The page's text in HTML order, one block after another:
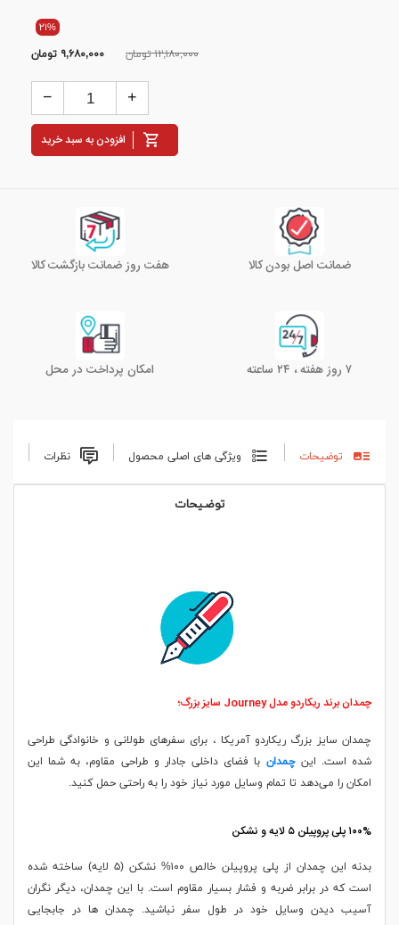
۲۱%
۱۲,۱۸۰,۰۰۰ تومان ۹,۶۸۰,۰۰۰تومان
افزودن به سبد خرید
ضمانت اصل بودن کالا هفت روز ضمانت بازگشت کالا
۷ روز هفته ، ۲۴ ساعته امکان پرداخت در محل
توضیحات ویژگی های اصلی محصول نظرات
توضیحات
چمدان برند ریکاردو مدل Journey سایز بزرگ؛
چمدان سایز بزرگ ریکاردو آمریکا ، برای سفرهای طولانی و خانوادگی طراحی
شده است. این چمدان با فضای داخلی جادار و طراحی مقاوم، به شما این
امکان را می‌دهد تا تمام وسایل مورد نیاز خود را به راحتی حمل کنید.
۱۰۰% پلی پروپیلن ۵ لایه و نشکن
بدنه این چمدان از پلی پروپیلن خالص ۱۰۰% نشکن (۵ لایه) ساخته شده
است که در برابر ضربه و فشار بسیار مقاوم است. با این چمدان، دیگر نگران
آسیب دیدن وسایل خود در طول سفر نباشید. چمدان ها در جابجایی